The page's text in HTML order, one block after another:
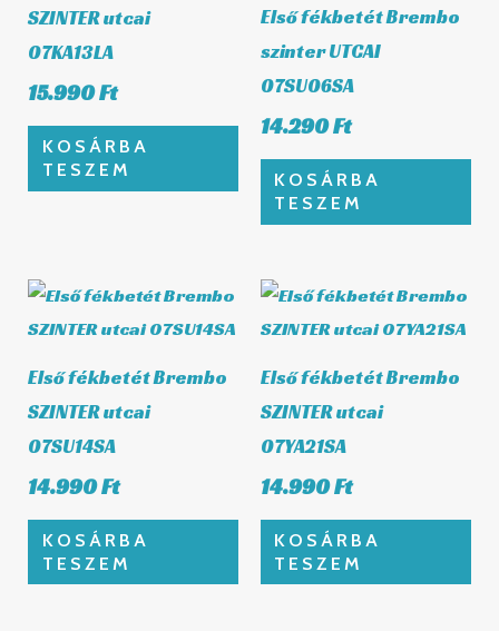
SZINTER utcai
07KA13LA
15.990Ft
KOSÁRBA
TESZEM
Első fékbetét Brembo
szinter UTCAI
07SU06SA
14.290Ft
KOSÁRBA
TESZEM
Első fékbetét Brembo
SZINTER utcai
07SU14SA
14.990Ft
KOSÁRBA
TESZEM
Első fékbetét Brembo
SZINTER utcai
07YA21SA
14.990Ft
KOSÁRBA
TESZEM